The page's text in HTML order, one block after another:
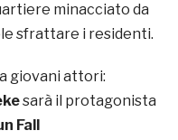
minacciato da
sfrattare i residenti.
giovani attori:
sarà il protagonista
Fall